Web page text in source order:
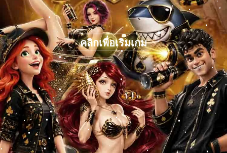
คลิกเพื่อเริ่มเกม